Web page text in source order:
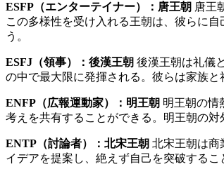
ESFP（エンターテイナー）：唐王朝 唐王
この多様性を受け入れる王朝は、彼らに
う。
ESFJ（領事）：後漢王朝 後漢王朝は礼儀
の中で最大限に発揮される。彼らは家族と
ENFP（広報運動家）：明王朝 明王朝の情
考えを共有することができる。明王朝の
ENTP（討論者）：北宋王朝 北宋王朝は商
イデアを提案し、絶えず自己を突破する